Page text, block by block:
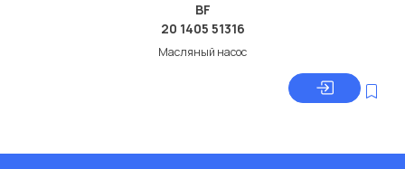
BF
20 1405 51316
Масляный насос